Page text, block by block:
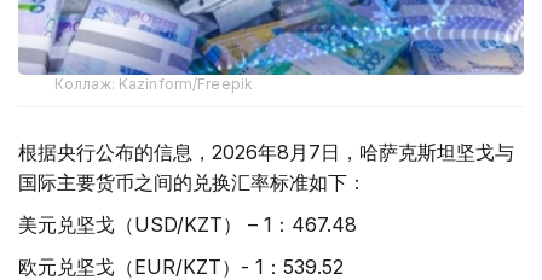
Коллаж: Kazinform/Freepik
根据央行公布的信息，2026年8月7日，哈萨克斯坦坚戈与
国际主要货币之间的兑换汇率标准如下：
美元兑坚戈（USD/KZT） – 1：467.48
欧元兑坚戈（EUR/KZT）- 1：539.52